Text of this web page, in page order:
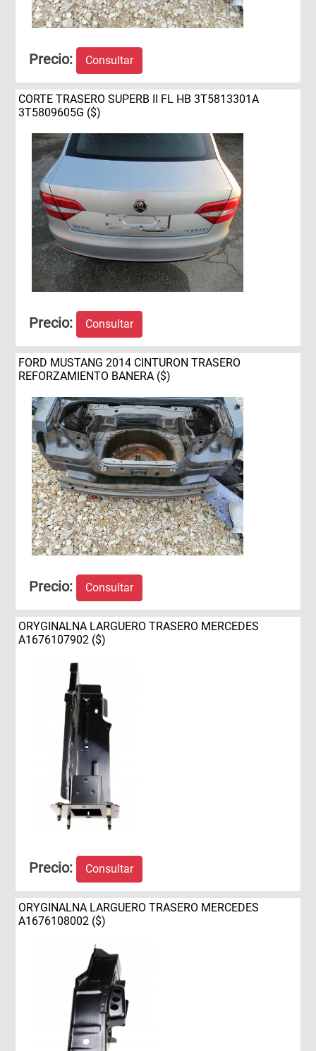
Precio: Consultar
CORTE TRASERO SUPERB II FL HB 3T5813301A
3T5809605G ($)
Precio: Consultar
FORD MUSTANG 2014 CINTURON TRASERO
REFORZAMIENTO BANERA ($)
Precio: Consultar
ORYGINALNA LARGUERO TRASERO MERCEDES
A1676107902 ($)
Precio: Consultar
ORYGINALNA LARGUERO TRASERO MERCEDES
A1676108002 ($)